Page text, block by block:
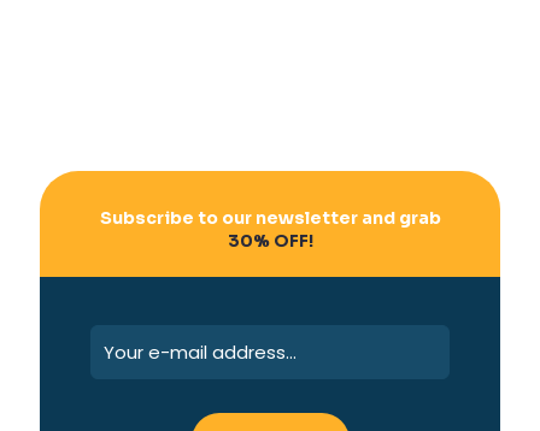
Subscribe to our newsletter and grab
30% OFF!